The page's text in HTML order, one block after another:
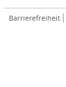
Barrierefreiheit